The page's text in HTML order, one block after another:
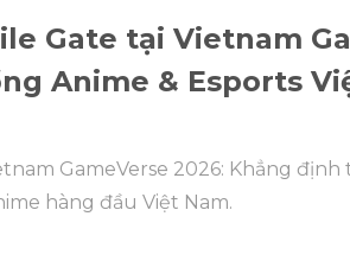
Gate tại Vietnam
Anime & Esports
GameVerse 2026: Khẳng
hàng đầu Việt Nam.